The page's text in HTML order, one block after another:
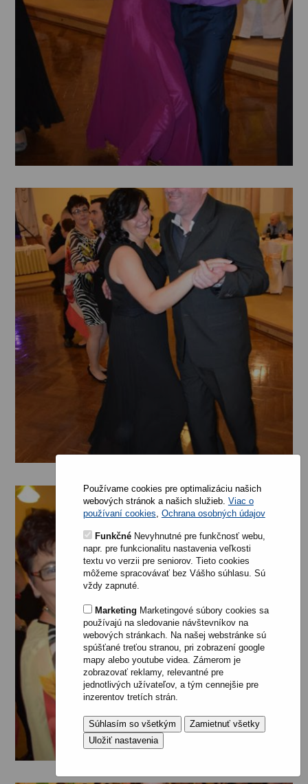
Používame cookies pre optimalizáciu našich
webových stránok a našich služieb. Viac o
používaní cookies Ochrana osobných údajov
FunkčnéNevyhnutné pre funkčnosť webu,
napr. pre funkcionalitu nastavenia veľkosti
textu vo verzii pre seniorov. Tieto cookies
môžeme spracovávať bez Vášho súhlasu. Sú
vždy zapnuté.
Marketing Marketingové súbory cookies sa
používajú na sledovanie návštevníkov na
webových stránkach. Na našej webstránke sú
spúšťané treťou stranou, pri zobrazení google
mapy alebo youtube videa. Zámerom je
zobrazovať reklamy, relevantné pre
jednotlivých užívateľov, a tým cennejšie pre
inzerentov tretích strán.